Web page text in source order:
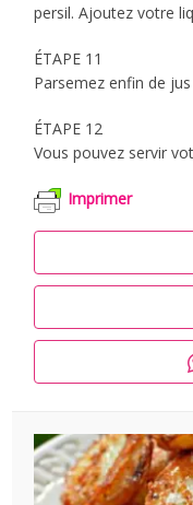
persil. Ajoutez votre
ÉTAPE 11
Parsemez enfin de
ÉTAPE 12
Vous pouvez servir
Imprimer